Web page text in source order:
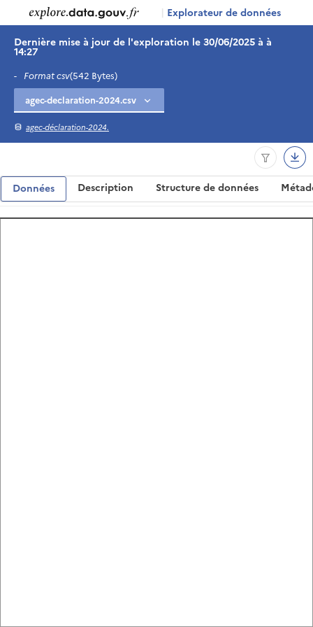
| Explorateur de données
Dernière mise à jour de l'exploration le 30/06/2025 à à
14:27
- Format csv(542 Bytes)
agec-déclaration-2024.
Données Description Structure de données